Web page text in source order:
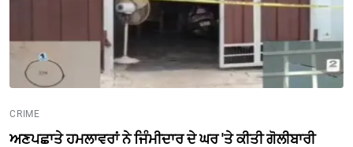
CRIME
ਅਣਪਛਾਤੇ ਹਮਲਾਵਰਾਂ ਨੇ ਜਿੰਮੀਦਾਰ ਦੇ ਘਰ 'ਤੇ ਕੀਤੀ ਗੋਲੀਬਾਰੀ